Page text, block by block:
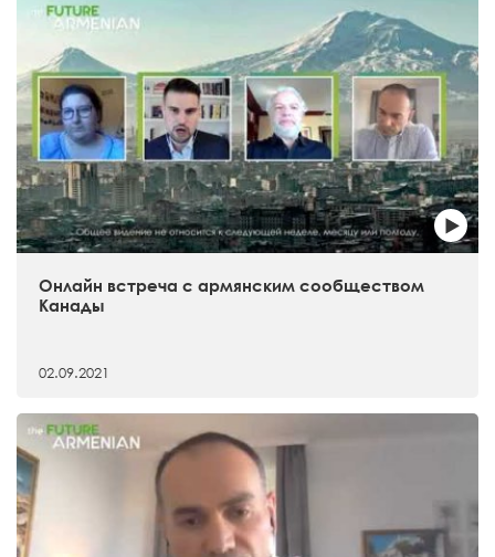
Онлайн встреча с армянским сообществом
Канады
02.09.2021